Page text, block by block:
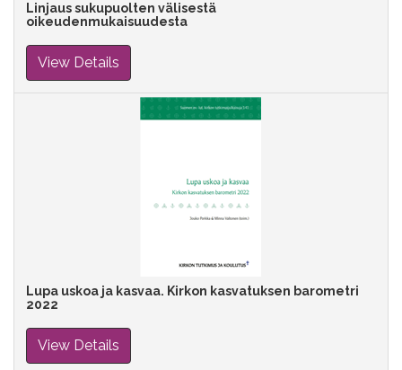
Linjaus sukupuolten välisestä
oikeudenmukaisuudesta
View Details
Lupa uskoa ja kasvaa. Kirkon kasvatuksen barometri
2022
View Details